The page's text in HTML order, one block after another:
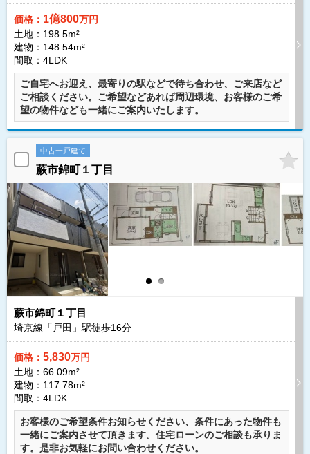
価格： 1億800万円
土地：198.5m²
建物：148.54m²
間取：4LDK
ご自宅へお迎え、最寄りの駅などで待ち合わせ、ご来店など
ご相談ください。ご希望などあれば周辺環境、お客様のご希
望の物件なども一緒にご案内いたします。
中古一戸建て
蕨市錦町１丁目
蕨市錦町１丁目
埼京線「戸田」駅徒歩16分
価格： 5,830万円
土地：66.09m²
建物：117.78m²
間取：4LDK
お客様のご希望条件お知らせください、条件にあった物件も
一緒にご案内させて頂きます。住宅ローンのご相談も承りま
す。是非お気軽にお問い合わせください。